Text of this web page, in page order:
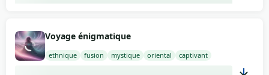
Voyage énigmatique
ethnique fusion mystique oriental captivant